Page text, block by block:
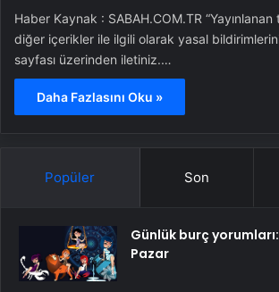
Haber Kaynak : SABAH.COM.TR
diğer içerikler ile ilgili olarak yasal
sayfası üzerinden iletiniz.…
Daha Fazlasını Oku »
Popüler Son
Günlük burç yorumları:
Pazar